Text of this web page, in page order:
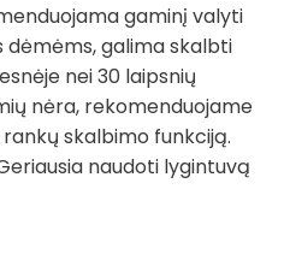
gaminį valyti
dėmėms, galima skalbti
nei 30 laipsnių
nėra, rekomenduojame
skalbimo funkciją.
naudoti lygintuvą